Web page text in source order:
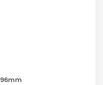
96mm